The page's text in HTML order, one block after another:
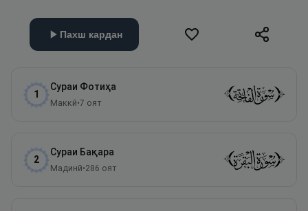
Пахш кардан
1
Сураи Фотиҳа
Маккӣ•7 оят
2
Сураи Бақара
Мадинӣ•286 оят